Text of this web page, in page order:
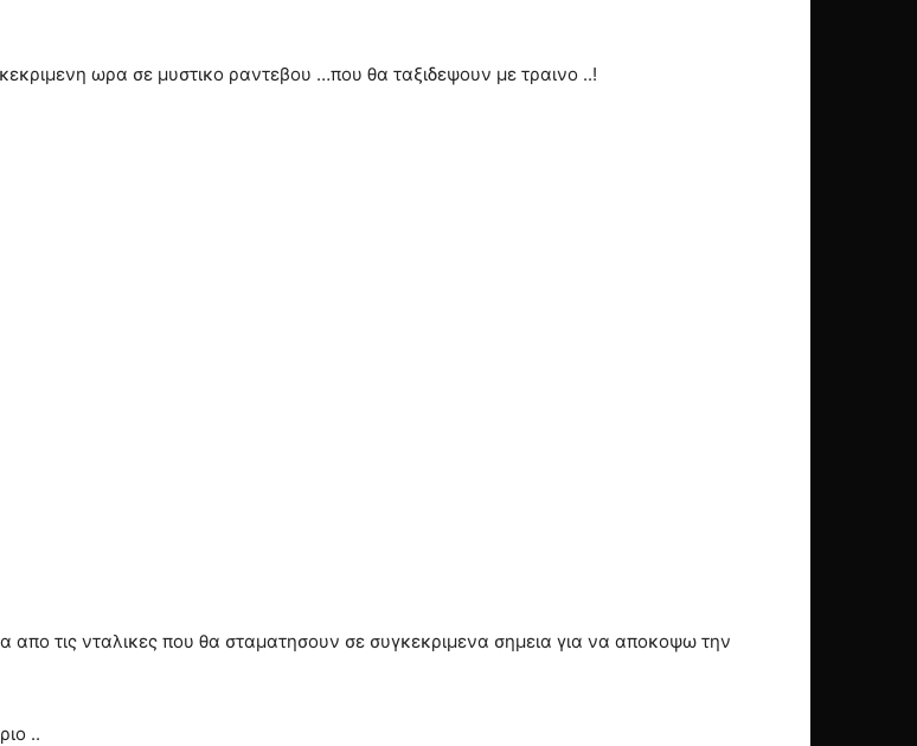
ωρα σε μυστικο ραντεβου …που θα ταξιδεψουν με τραινο ..!
τις νταλικες που θα σταματησουν σε συγκεκριμενα σημεια για να αποκοψω την
..